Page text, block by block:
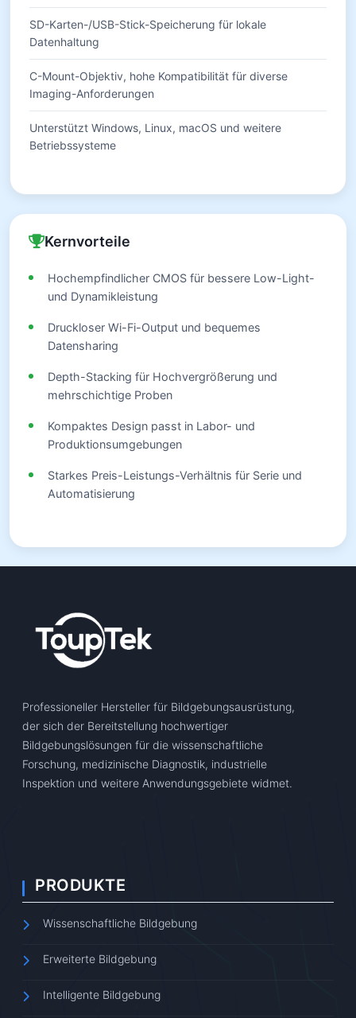
SD-Karten-/USB-Stick-Speicherung für lokale
Datenhaltung
C-Mount-Objektiv, hohe Kompatibilität für diverse
Imaging-Anforderungen
Unterstützt Windows, Linux, macOS und weitere
Betriebssysteme
Kernvorteile
Hochempfindlicher CMOS für bessere Low-Light-
und Dynamikleistung
Druckloser Wi-Fi-Output und bequemes
Datensharing
Depth-Stacking für Hochvergrößerung und
mehrschichtige Proben
Kompaktes Design passt in Labor- und
Produktionsumgebungen
Starkes Preis-Leistungs-Verhältnis für Serie und
Automatisierung
Professioneller Hersteller für Bildgebungsausrüstung,
der sich der Bereitstellung hochwertiger
Bildgebungslösungen für die wissenschaftliche
Forschung, medizinische Diagnostik, industrielle
Inspektion und weitere Anwendungsgebiete widmet.
PRODUKTE
Wissenschaftliche Bildgebung
Erweiterte Bildgebung
Intelligente Bildgebung